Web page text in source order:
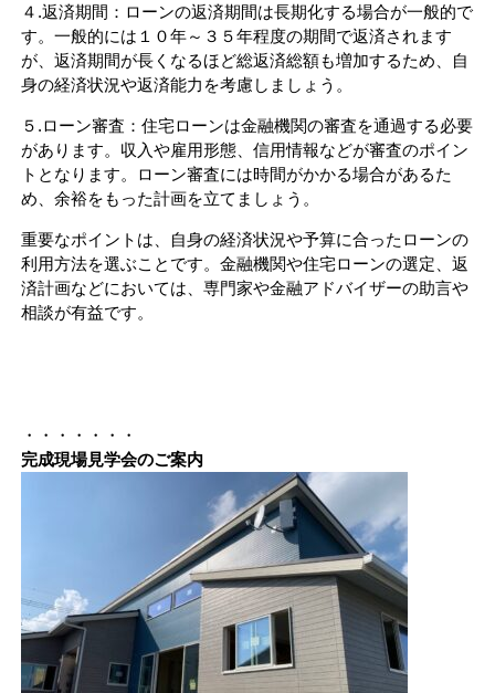
４.返済期間：ローンの返済期間は長期化する場合が一般的で
す。一般的には１０年～３５年程度の期間で返済されます
が、返済期間が長くなるほど総返済総額も増加するため、自
身の経済状況や返済能力を考慮しましょう。
５.ローン審査：住宅ローンは金融機関の審査を通過する必要
があります。収入や雇用形態、信用情報などが審査のポイン
トとなります。ローン審査には時間がかかる場合があるた
め、余裕をもった計画を立てましょう。
重要なポイントは、自身の経済状況や予算に合ったローンの
利用方法を選ぶことです。金融機関や住宅ローンの選定、返
済計画などにおいては、専門家や金融アドバイザーの助言や
相談が有益です。
・・・・・・・
完成現場見学会のご案内